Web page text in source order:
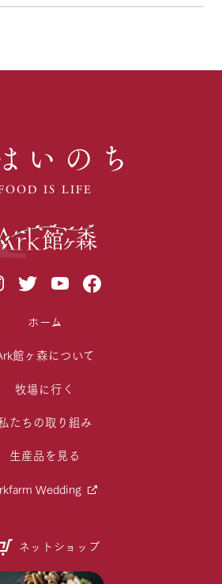
いのち
IS LIFE
ホーム
館ヶ森について
牧場に行く
たちの取り組み
生産品を見る
Wedding
ネットショップ